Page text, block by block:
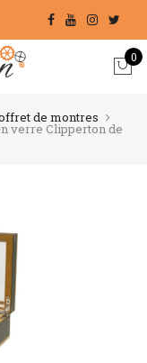
0
de montres
verre Clipperton de